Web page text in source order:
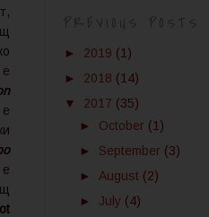
е
► 2019 (1)
► 2018 (14)
▼ 2017 (35)
► October (1)
► September (3)
► August (2)
► July (4)